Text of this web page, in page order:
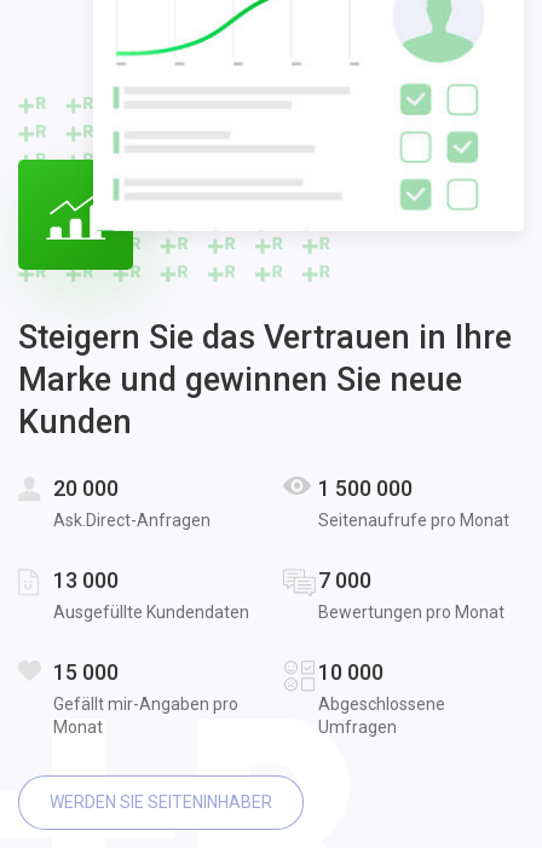
Steigern Sie das Vertrauen in Ihre
Marke und gewinnen Sie neue
Kunden
20 000
Ask.Direct-Anfragen
1 500 000
Seitenaufrufe pro Monat
13 000
Ausgefüllte Kundendaten
7 000
Bewertungen pro Monat
15 000
Gefällt mir-Angaben pro
Monat
10 000
Abgeschlossene
Umfragen
WERDEN SIE SEITENINHABER